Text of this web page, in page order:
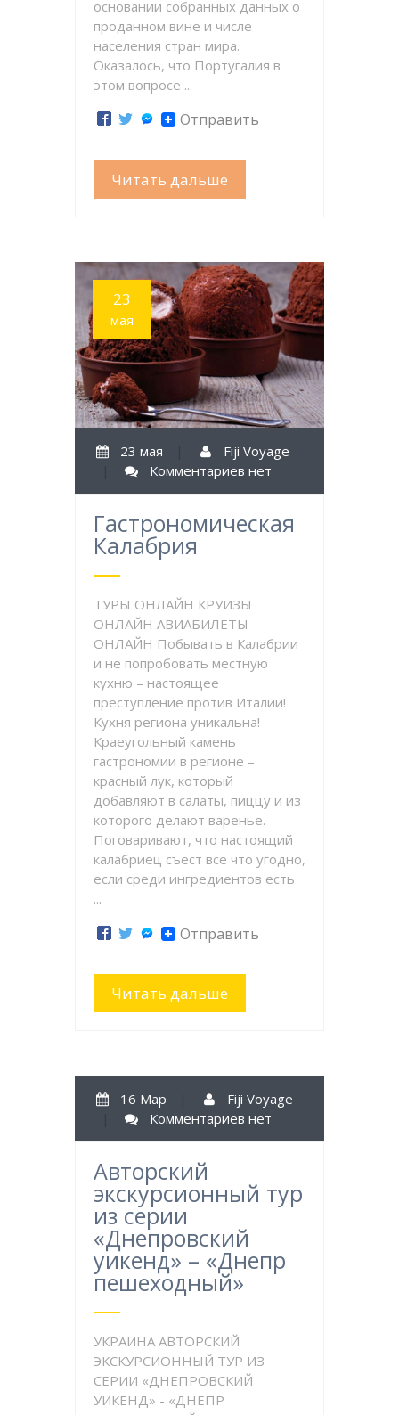
основании собранных данных о
проданном вине и числе
населения стран мира.
Оказалось, что Португалия в
этом вопросе ...
Отправить
Читать дальше
23
мая
23 мая
Fiji Voyage
Комментариев нет
Гастрономическая
Калабрия
ТУРЫ ОНЛАЙН КРУИЗЫ
ОНЛАЙН АВИАБИЛЕТЫ
ОНЛАЙН Побывать в Калабрии
и не попробовать местную
кухню – настоящее
преступление против Италии!
Кухня региона уникальна!
Краеугольный камень
гастрономии в регионе –
красный лук, который
добавляют в салаты, пиццу и из
которого делают варенье.
Поговаривают, что настоящий
калабриец съест все что угодно,
если среди ингредиентов есть
...
Отправить
Читать дальше
16 Мар
Fiji Voyage
Комментариев нет
Авторский
экскурсионный тур
из серии
«Днепровский
уикенд» – «Днепр
пешеходный»
УКРАИНА АВТОРСКИЙ
ЭКСКУРСИОННЫЙ ТУР ИЗ
СЕРИИ «ДНЕПРОВСКИЙ
УИКЕНД» - «ДНЕПР